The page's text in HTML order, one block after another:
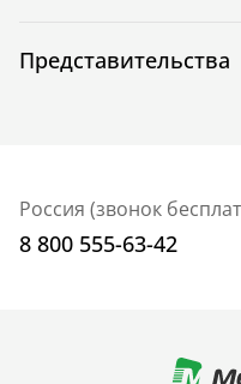
Представительства
Россия (звонок
8 800 555-63-42
+7 (499) 705-30-10